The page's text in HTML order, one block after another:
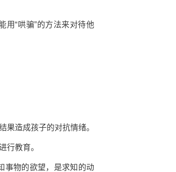
“哄骗”的方法来对待他
造成孩子的对抗情绪。
行教育。
物的欲望，是求知的动